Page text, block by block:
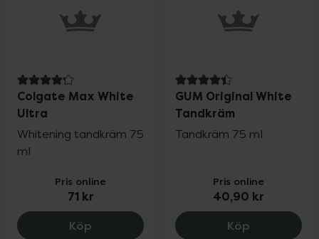
4.2 av 5 i omdöme
Colgate Max White
Ultra
Whitening tandkräm 75
ml
Pris online
71 kr
Köp Colgate Max White Ultra, 71 kr.
4.4 av 5 i omdöme
GUM Original White
Tandkräm
Tandkräm 75 ml
Pris online
40,90 kr
Köp GUM